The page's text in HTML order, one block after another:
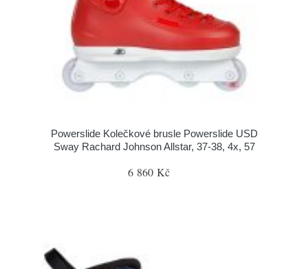
Powerslide Kolečkové brusle Powerslide USD
Sway Rachard Johnson Allstar, 37-38, 4x, 57
6 860 Kč